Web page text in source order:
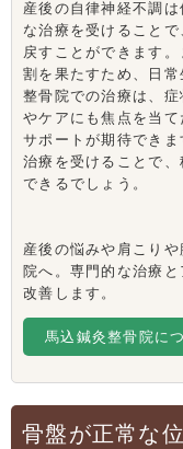
産後の自律神経不調
な治療を受けること
戻すことができます
割を果たすため、日常
整骨院での治療は、
やケアにも焦点を当
サポートが期待でき
治療を受けることで
できるでしょう。
産後の悩みや肩こり
院へ。専門的な治療
改善します。
馬込鍼灸整骨院に
骨盤が正常な